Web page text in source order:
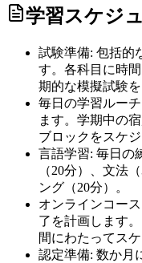
学習スケジ
試験準備: 包括的
す。各科目に時
期的な模擬試験
毎日の学習ルー
ます。学期中の
ブロックをスケ
言語学習: 毎日の
（20分）、文法
ング（20分）。
オンラインコー
了を計画します
間にわたってス
認定準備: 数か月